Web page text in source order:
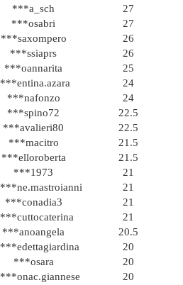
***a_sch
27
***osabri
27
***saxompero
26
***ssiaprs
26
***oannarita
25
***entina.azara
24
***nafonzo
24
***spino72
22.5
***avalieri80
22.5
***macitro
21.5
***elloroberta
21.5
***1973
21
***ne.mastroianni
21
***conadia3
21
***cuttocaterina
21
***anoangela
20.5
***edettagiardina
20
***osara
20
***onac.giannese
20